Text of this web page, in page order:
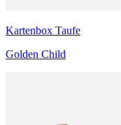
Kartenbox Taufe
Golden Child